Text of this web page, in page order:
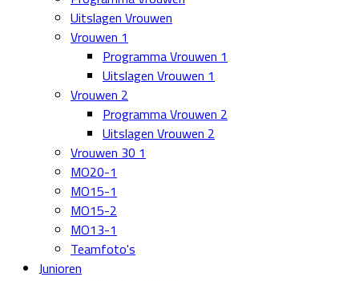
Uitslagen Vrouwen
Vrouwen 1
Programma Vrouwen 1
Uitslagen Vrouwen 1
Vrouwen 2
Programma Vrouwen 2
Uitslagen Vrouwen 2
Vrouwen 30 1
MO20-1
MO15-1
MO15-2
MO13-1
Teamfoto's
Junioren